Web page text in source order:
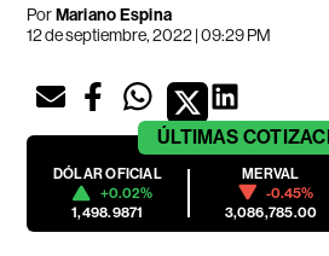
PorMariano Espina
12 de septiembre, 2022 | 09:29 PM
ÚLTIMAS
DÓLAR OFICIAL
+0.02%
1,498.9871
MERVAL
-0.45%
3,086,785.00